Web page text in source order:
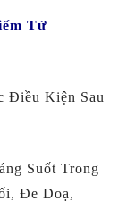
Từ
Điều Kiện Sau
Suốt Trong
Đe Doạ,